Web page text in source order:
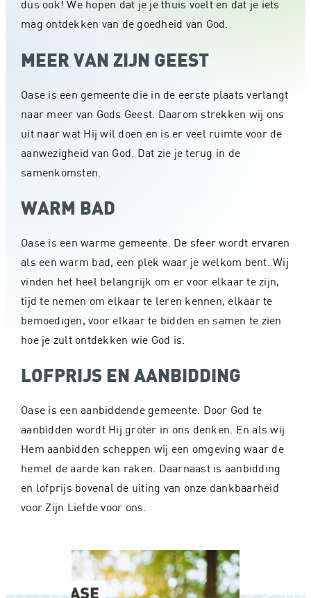
dus ook! We hopen dat je je thuis voelt en dat je iets
mag ontdekken van de goedheid van God.
MEER VAN ZIJN GEEST
Oase is een gemeente die in de eerste plaats verlangt
naar meer van Gods Geest. Daarom strekken wij ons
uit naar wat Hij wil doen en is er veel ruimte voor de
aanwezigheid van God. Dat zie je terug in de
samenkomsten.
WARM BAD
Oase is een warme gemeente. De sfeer wordt ervaren
als een warm bad, een plek waar je welkom bent. Wij
vinden het heel belangrijk om er voor elkaar te zijn,
tijd te nemen om elkaar te leren kennen, elkaar te
bemoedigen, voor elkaar te bidden en samen te zien
hoe je zult ontdekken wie God is.
LOFPRIJS EN AANBIDDING
Oase is een aanbiddende gemeente. Door God te
aanbidden wordt Hij groter in ons denken. En als wij
Hem aanbidden scheppen wij een omgeving waar de
hemel de aarde kan raken. Daarnaast is aanbidding
en lofprijs bovenal de uiting van onze dankbaarheid
voor Zijn Liefde voor ons.